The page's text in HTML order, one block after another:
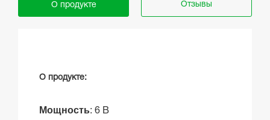
О продукте Отзывы
О продукте:
Мощность: 6 В